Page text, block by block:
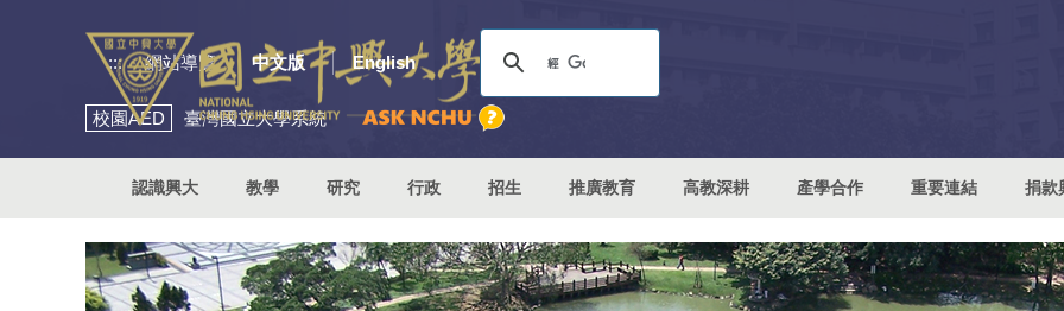
::: 網站導覽 中文版 English
校園AED 臺灣國立大學系統
認識興大 教學 研究 行政 招生 推廣教育 高教深耕 產學合作 重要連結 捐款